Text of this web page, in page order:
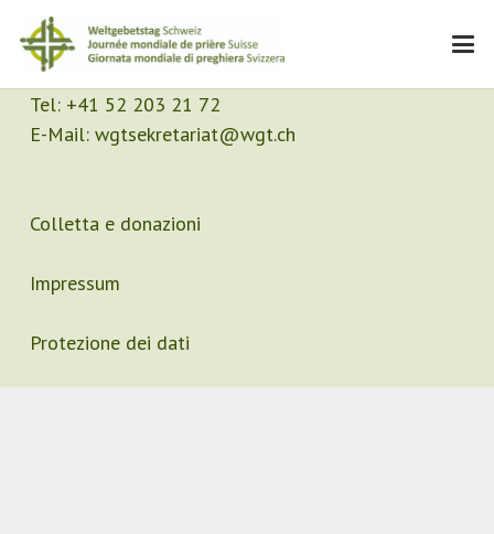
Contatto
Segretariato
Tel: +41 52 203 21 72
E-Mail: wgtsekretariat@wgt.ch
Colletta e donazioni
Impressum
Protezione dei dati